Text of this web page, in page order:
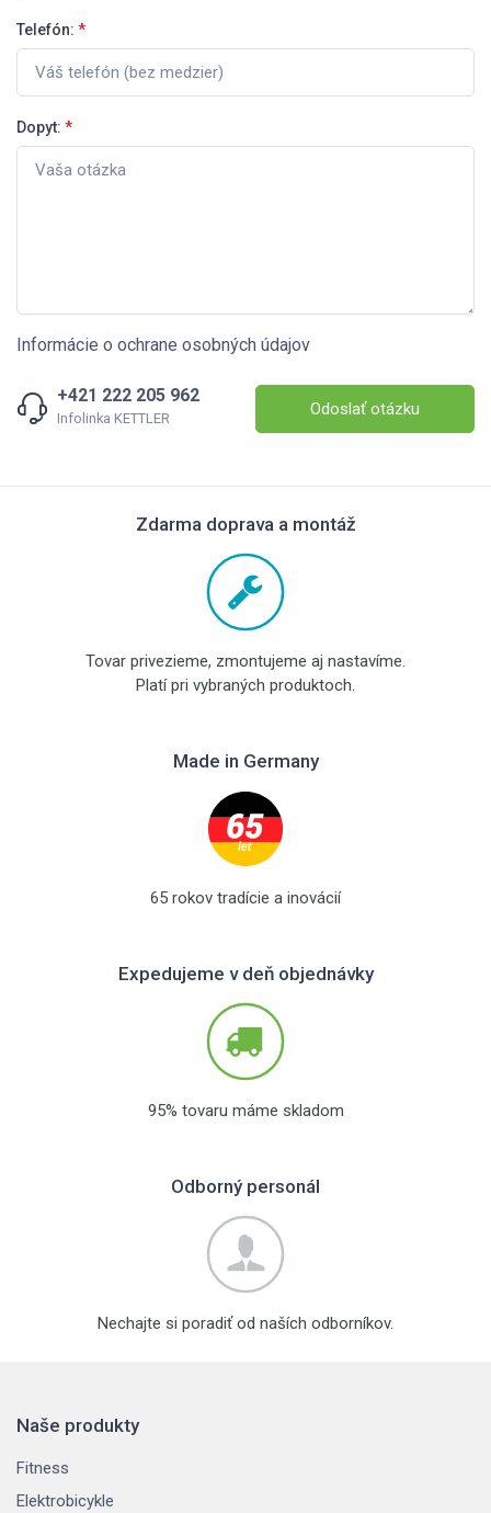
Telefón: *
Dopyt: *
Informácie o ochrane osobných údajov
+421 222 205 962
Infolinka KETTLER Odoslať otázku
Zdarma doprava a montáž
Tovar privezieme, zmontujeme aj nastavíme.
Platí pri vybraných produktoch.
Made in Germany
65 rokov tradície a inovácií
Expedujeme v deň objednávky
95% tovaru máme skladom
Odborný personál
Nechajte si poradiť od naších odborníkov.
Naše produkty
Fitness
Elektrobicykle